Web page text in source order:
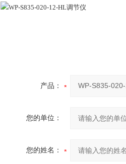
产品：
您的单位：
您的姓名：